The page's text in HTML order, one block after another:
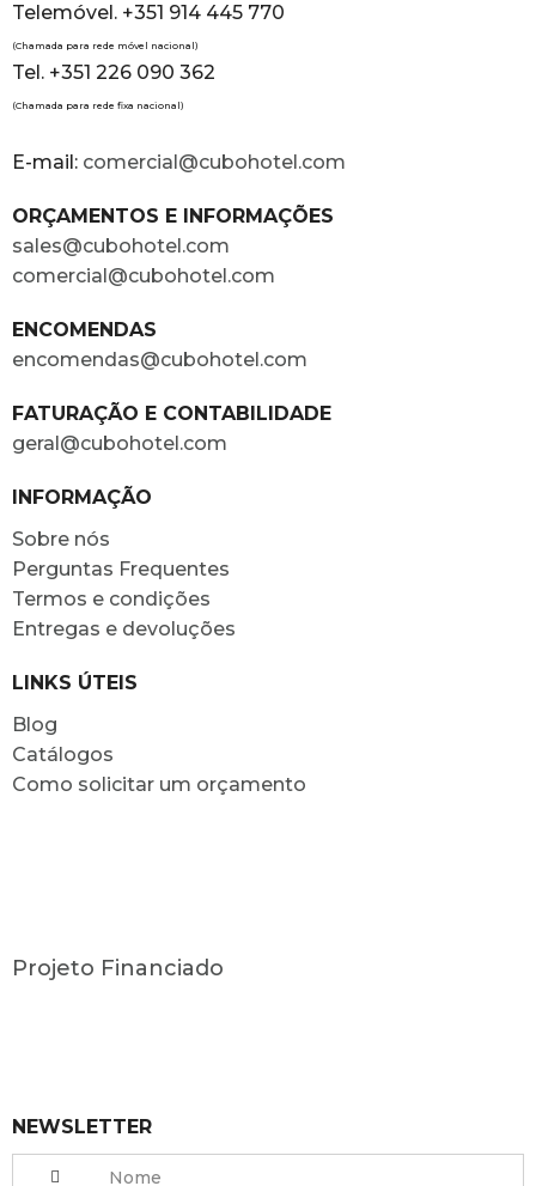
Telemóvel. +351 914 445 770
(Chamada para rede móvel nacional)
Tel. +351 226 090 362
(Chamada para rede fixa nacional)
E-mail: comercial@cubohotel.com
ORÇAMENTOS E INFORMAÇÕES
sales@cubohotel.com
comercial@cubohotel.com
ENCOMENDAS
encomendas@cubohotel.com
FATURAÇÃO E CONTABILIDADE
geral@cubohotel.com
INFORMAÇÃO
Sobre nós
Perguntas Frequentes
Termos e condições
Entregas e devoluções
LINKS ÚTEIS
Blog
Catálogos
Como solicitar um orçamento
Projeto Financiado
NEWSLETTER